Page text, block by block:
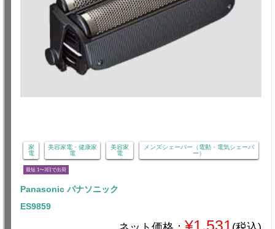
家
電
美容家電・健康家
電
美容家
電
メンズシェーバー（電動・電気シェーバ
ー）
最短 1〜3日で出荷
Panasonic パナソニック
ES9859
¥1,531